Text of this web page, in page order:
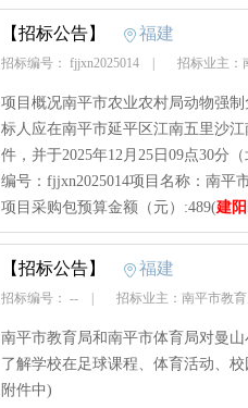
【招标公告】 福建
招标编号： fjjxn2025014 招标业主
项目概况南平市农业农村局动物强
标人应在南平市延平区江南五里沙
件，并于2025年12月25日09点30分
编号：fjjxn2025014项目名称：南平
项目采购包预算金额（元）:489(建
【招标公告】 福建
招标编号： -- 招标业主：南平市教
南平市教育局和南平市体育局对曼
了解学校在足球课程、体育活动、
附件中)